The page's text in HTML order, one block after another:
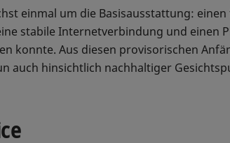
einmal um die Basisausstattung:
stabile Internetverbindung und einen
konnte. Aus diesen provisorischen
auch hinsichtlich nachhaltiger